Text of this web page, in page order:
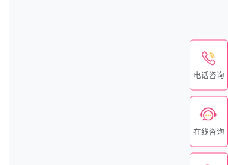
电话咨询
在线咨询